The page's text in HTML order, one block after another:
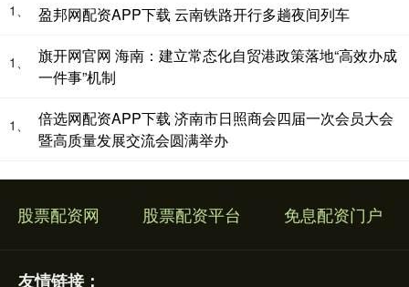
1、 盈邦网配资APP下载 云南铁路开行多趟夜间列车
1、
旗开网官网 海南：建立常态化自贸港政策落地“高效办成
一件事”机制
1、
倍选网配资APP下载 济南市日照商会四届一次会员大会
暨高质量发展交流会圆满举办
股票配资网 股票配资平台 免息配资门户
友情链接：